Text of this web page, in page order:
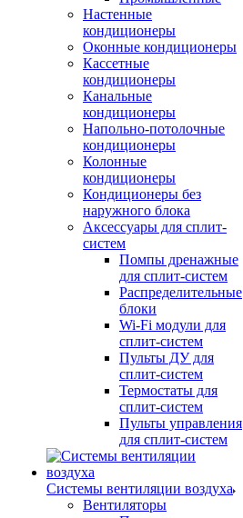
Настенные
кондиционеры
Оконные кондиционеры
Кассетные
кондиционеры
Канальные
кондиционеры
Напольно-потолочные
кондиционеры
Колонные
кондиционеры
Кондиционеры без
наружного блока
Аксессуары для сплит-
систем
Помпы дренажные
для сплит-систем
Распределительные
блоки
Wi-Fi модули для
сплит-систем
Пульты ДУ для
сплит-систем
Термостаты для
сплит-систем
Пульты управления
для сплит-систем
Системы вентиляции воздуха
Вентиляторы